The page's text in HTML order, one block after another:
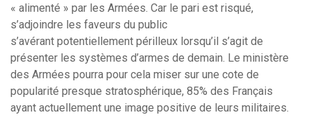
« alimenté » par les Armées. Car le pari est risqué,
s’adjoindre les faveurs du public
s’avérant potentiellement périlleux lorsqu’il s’agit de
présenter les systèmes d’armes de demain. Le ministère
des Armées pourra pour cela miser sur une cote de
popularité presque stratosphérique, 85% des Français
ayant actuellement une image positive de leurs militaires.